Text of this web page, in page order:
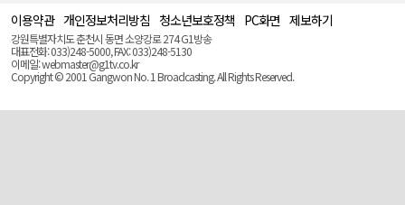
이용약관 개인정보처리방침 청소년보호정책 PC화면 제보하기
강원특별자치도 춘천시 동면 소양강로 274 G1방송
대표전화: 033)248-5000, FAX: 033)248-5130
이메일: webmaster@g1tv.co.kr
Copyright © 2001 Gangwon No. 1 Broadcasting. All Rights Reserved.